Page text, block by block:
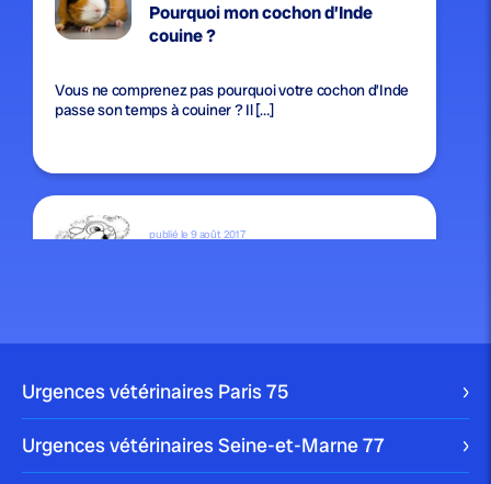
Pourquoi mon cochon d’Inde
couine ?
Vous ne comprenez pas pourquoi votre cochon d’Inde
passe son temps à couiner ? Il […]
publié le 9 août 2017
Bambi, qui tape fort du […]
Urgences vétérinaires Paris75
Urgences vétérinaires Seine-et-Marne77